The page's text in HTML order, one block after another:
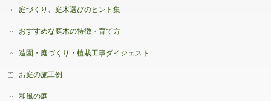
庭づくり、庭木選びのヒント集
おすすめな庭木の特徴・育て方
造園・庭づくり・植栽工事ダイジェスト
お庭の施工例
和風の庭